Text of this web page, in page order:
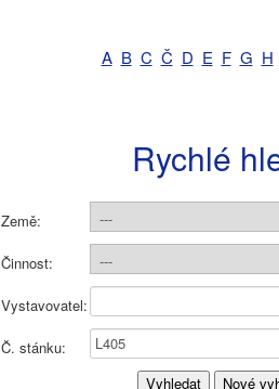
A B C Č D E F G H
Rychlé
Země:
Činnost:
Vystavovatel:
Č. stánku: